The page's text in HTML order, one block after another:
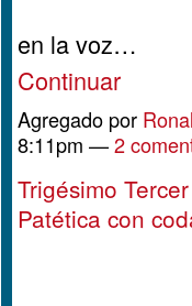
en la voz…
Continuar
Agregado por
8:11pm —2
Trigésimo
Patética con